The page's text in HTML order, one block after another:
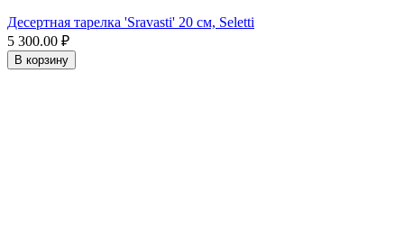
Десертная тарелка 'Sravasti' 20 см, Seletti
5 300.00 ₽
В корзину